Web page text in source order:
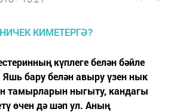
күплеге белән бәйле
бару белән авыру үзен нык
тамырларын ныгыту, кандагы
өчен дә шәп ул. Аның